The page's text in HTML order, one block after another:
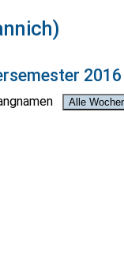
2016